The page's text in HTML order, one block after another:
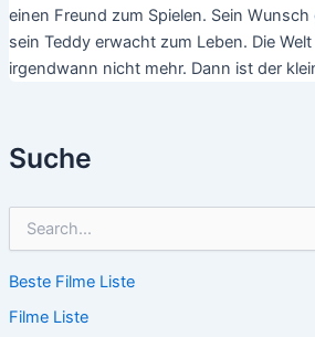
Suche
h
n
Beste Filme Liste
Filme Liste
einen Freund zum Spielen. Sein
sein Teddy erwacht zum Leben. Die
irgendwann nicht mehr. Dann ist der